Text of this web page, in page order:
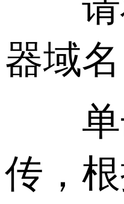
器域
单击
传，